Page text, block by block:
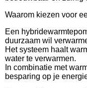
Waarom kiezen voor
Een
duurzaam wil
Het systeem haalt
water te verwarmen.
In combinatie met
besparing op je